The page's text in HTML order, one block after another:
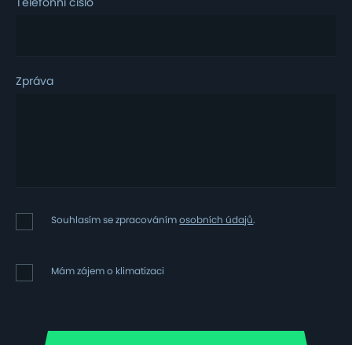
Zpráva
Souhlasím
se
Souhlasím se zpracovánímosobních údajů.
Mám
zájem
Mám zájem o klimatizaci